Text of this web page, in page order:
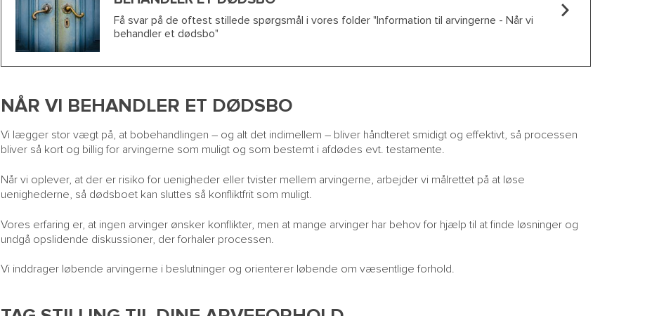
Få svar på de oftest stillede spørgsmål i vores folder "Information til arvingerne - Når vi
behandler et dødsbo"
NÅR VI BEHANDLER ET DØDSBO
Vi lægger stor vægt på, at bobehandlingen – og alt det indimellem – bliver håndteret smidigt og effektivt, så processen
bliver så kort og billig for arvingerne som muligt og som bestemt i afdødes evt. testamente.
Når vi oplever, at der er risiko for uenigheder eller tvister mellem arvingerne, arbejder vi målrettet på at løse
uenighederne, så dødsboet kan sluttes så konfliktfrit som muligt.
Vores erfaring er, at ingen arvinger ønsker konflikter, men at mange arvinger har behov for hjælp til at finde løsninger og
undgå opslidende diskussioner, der forhaler processen.
Vi inddrager løbende arvingerne i beslutninger og orienterer løbende om væsentlige forhold.